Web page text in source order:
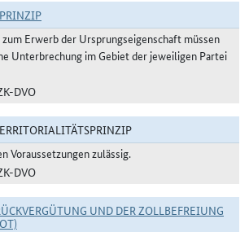
zum Erwerb der Ursprungseigenschaft müssen
Unterbrechung im Gebiet der jeweiligen Partei
DVO
Voraussetzungen zulässig.
DVO
UND DER ZOLLBEFREIUNG